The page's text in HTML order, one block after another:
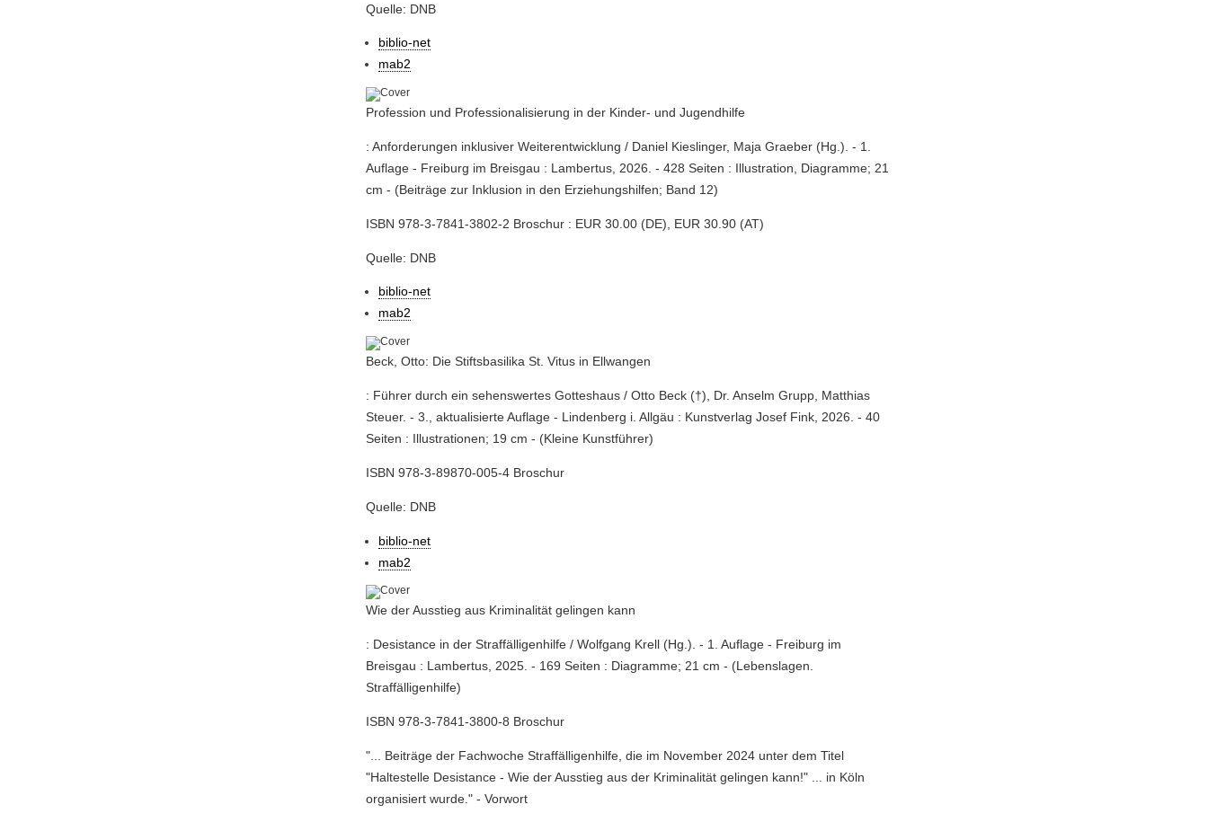
Quelle: DNB
biblio-net
mab2
Profession und Professionalisierung in der Kinder- und Jugendhilfe
: Anforderungen inklusiver Weiterentwicklung / Daniel Kieslinger, Maja Graeber (Hg.). - 1.
Auflage - Freiburg im Breisgau : Lambertus, 2026. - 428 Seiten : Illustration, Diagramme; 21
cm - (Beiträge zur Inklusion in den Erziehungshilfen; Band 12)
ISBN 978-3-7841-3802-2 Broschur : EUR 30.00 (DE), EUR 30.90 (AT)
Quelle: DNB
biblio-net
mab2
Beck, Otto: Die Stiftsbasilika St. Vitus in Ellwangen
: Führer durch ein sehenswertes Gotteshaus / Otto Beck (†), Dr. Anselm Grupp, Matthias
Steuer. - 3., aktualisierte Auflage - Lindenberg i. Allgäu : Kunstverlag Josef Fink, 2026. - 40
Seiten : Illustrationen; 19 cm - (Kleine Kunstführer)
ISBN 978-3-89870-005-4 Broschur
Quelle: DNB
biblio-net
mab2
Wie der Ausstieg aus Kriminalität gelingen kann
: Desistance in der Straffälligenhilfe / Wolfgang Krell (Hg.). - 1. Auflage - Freiburg im
Breisgau : Lambertus, 2025. - 169 Seiten : Diagramme; 21 cm - (Lebenslagen.
Straffälligenhilfe)
ISBN 978-3-7841-3800-8 Broschur
"... Beiträge der Fachwoche Straffälligenhilfe, die im November 2024 unter dem Titel
"Haltestelle Desistance - Wie der Ausstieg aus der Kriminalität gelingen kann!" ... in Köln
organisiert wurde." - Vorwort